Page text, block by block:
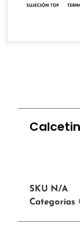
SKU N/A
Categorías